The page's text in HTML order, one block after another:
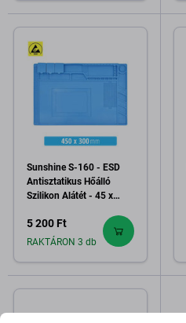
Sunshine S-160 - ESD
Antisztatikus Hőálló
Szilikon Alátét - 45 x
5 200 Ft
RAKTÁRON 3 db